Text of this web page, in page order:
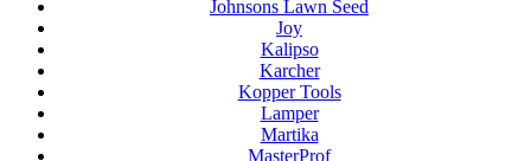
Johnsons Lawn Seed
Joy
Kalipso
Karcher
Kopper Tools
Lamper
Martika
MasterProf